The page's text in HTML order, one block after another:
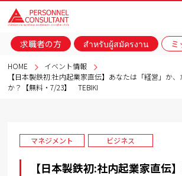
求職者の方 สำหรับผู้สมัครงาน ミ
HOME
イベント情報
【日本製鉄初:社内起業家直伝】あなたは「経営」か、
か？【無料・7/23】 TEBIKI
マネジメント ビジネス
【日本製鉄初:社内起業家直伝